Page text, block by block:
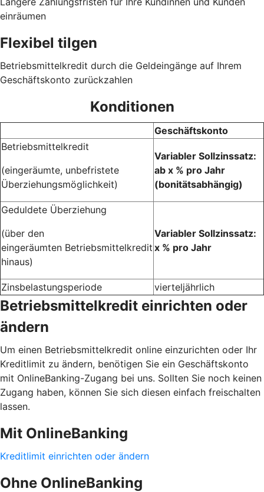
einräumen
Flexibel tilgen
Betriebsmittelkredit durch die Geldeingänge auf Ihrem
Geschäftskonto zurückzahlen
Konditionen
Geschäftskonto
Betriebsmittelkredit
(eingeräumte, unbefristete
Überziehungsmöglichkeit)
Variabler Sollzinssatz:
ab x % pro Jahr
(bonitätsabhängig)
Geduldete Überziehung
(über den
eingeräumten Betriebsmittelkredit
hinaus)
Variabler Sollzinssatz:
x % pro Jahr
Zinsbelastungsperiode vierteljährlich
Betriebsmittelkredit einrichten oder
ändern
Um einen Betriebsmittelkredit online einzurichten oder Ihr
Kreditlimit zu ändern, benötigen Sie ein Geschäftskonto
mit OnlineBanking-Zugang bei uns. Sollten Sie noch keinen
Zugang haben, können Sie sich diesen einfach freischalten
lassen.
Mit OnlineBanking
Kreditlimit einrichten oder ändern
Ohne OnlineBanking